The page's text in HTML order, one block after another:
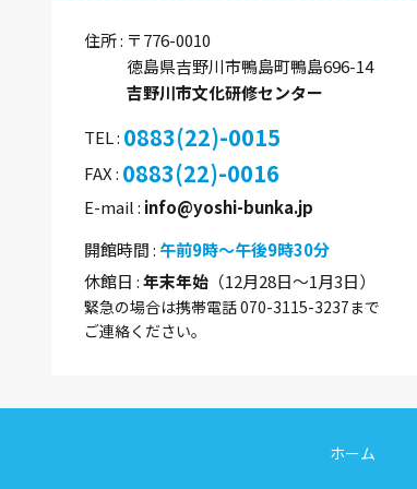
住所 〒776-0010
徳島県吉野川市鴨島町鴨島696-14
吉野川市文化研修センター
TEL 0883(22)-0015
FAX 0883(22)-0016
E-mail info@yoshi-bunka.jp
開館時間 午前9時～午後9時30分
休館日 年末年始 （12月28日～1月3日）
緊急の場合は携帯電話 070-3115-3237まで
ご連絡ください。
ホーム